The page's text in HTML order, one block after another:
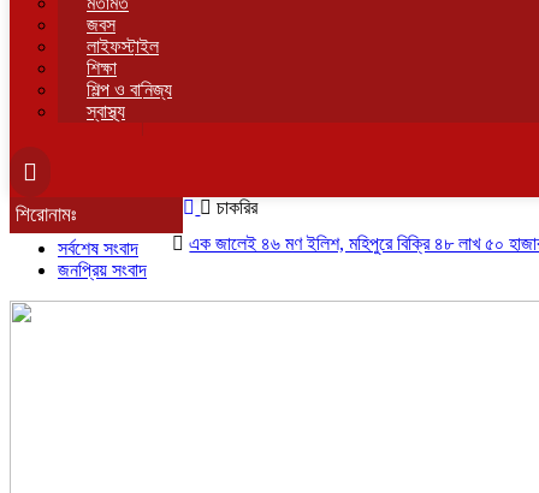
জবস
লাইফস্টাইল
শিক্ষা
শিল্প ও বানিজ্য
স্বাস্থ্য
শিরোনামঃ
এক জালেই ৪৬ মণ ইলিশ, মহিপুরে বিক্রি ৪৮ লাখ ৫০ হাজার টাকায়
চাকরির
সর্বশেষ সংবাদ
জনপ্রিয় সংবাদ